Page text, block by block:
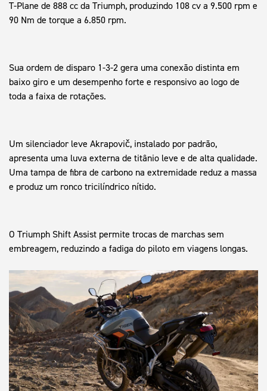
T-Plane de 888 cc da Triumph, produzindo 108 cv a 9.500 rpm e
90 Nm de torque a 6.850 rpm.
Sua ordem de disparo 1-3-2 gera uma conexão distinta em
baixo giro e um desempenho forte e responsivo ao logo de
toda a faixa de rotações.
Um silenciador leve Akrapovič, instalado por padrão,
apresenta uma luva externa de titânio leve e de alta qualidade.
Uma tampa de fibra de carbono na extremidade reduz a massa
e produz um ronco tricilíndrico nítido.
O Triumph Shift Assist permite trocas de marchas sem
embreagem, reduzindo a fadiga do piloto em viagens longas.